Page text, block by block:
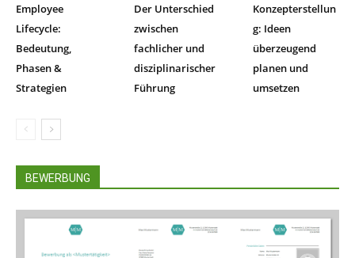
Employee
Lifecycle:
Bedeutung,
Phasen &
Strategien
Der Unterschied
zwischen
fachlicher und
disziplinarischer
Führung
Konzepterstellun
g: Ideen
überzeugend
planen und
umsetzen
BEWERBUNG